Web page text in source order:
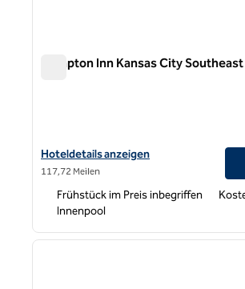
Hampton Inn Kansas City Southeast
Hoteldetails für Hampton Inn Kansas City
Hoteldetails anzeigen
117,72 Meilen
Frühstück im Preis inbegriffen
Innenpool
1 von 12